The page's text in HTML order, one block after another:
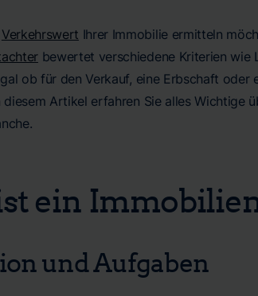
Verkehrswert Ihrer Immobilie ermitteln
bewertet verschiedene Kriterien wie
ob für den Verkauf, eine Erbschaft
diesem Artikel erfahren Sie alles Wichtige
ein
und Aufgaben